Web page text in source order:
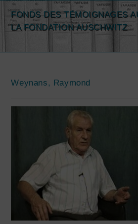
content
FONDS DES TÉMOIGNAGES
LA FONDATION AUSCHWITZ
Weynans, Raymond